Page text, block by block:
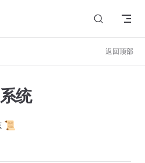
返回顶部
统
📜